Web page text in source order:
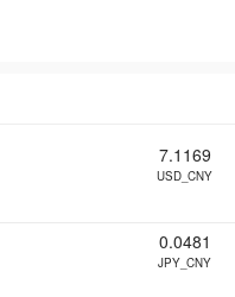
7.1169
USD_CNY
0.0481
JPY_CNY